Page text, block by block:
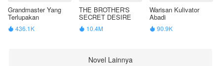
Grandmaster Yang
Terlupakan
 436.1K
THE BROTHER'S
SECRET DESIRE
 10.4M
Warisan Kulivator
Abadi
 90.9K
Novel Lainnya